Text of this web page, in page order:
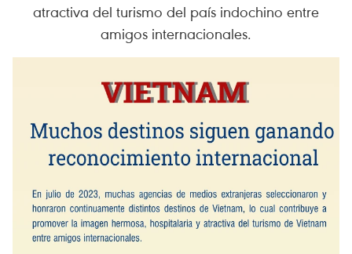
atractiva del turismo del país indochino entre
amigos internacionales.